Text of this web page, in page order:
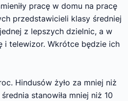
pracę w domu na pracę
przedstawicieli klasy średniej
z lepszych dzielnic, a w
i telewizor. Wkrótce będzie ich
Hindusów żyło za mniej niż
stanowiła mniej niż 10